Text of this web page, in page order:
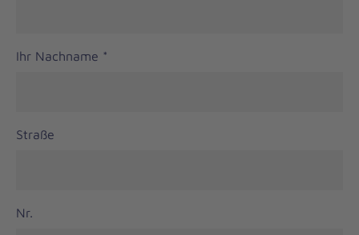
Ihr Nachname *
Straße
Nr.